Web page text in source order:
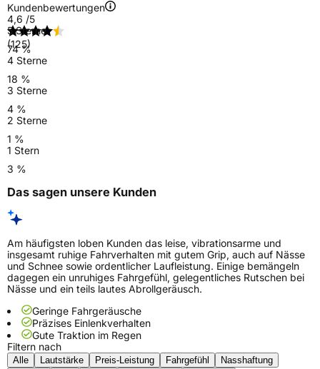
Kundenbewertungen
4,6 /5
(125)
5 Sterne
74 %
4 Sterne
18 %
3 Sterne
4 %
2 Sterne
1 %
1 Stern
3 %
Das sagen unsere Kunden
Am häufigsten loben Kunden das leise, vibrationsarme und
insgesamt ruhige Fahrverhalten mit gutem Grip, auch auf Nässe
und Schnee sowie ordentlicher Laufleistung. Einige bemängeln
dagegen ein unruhiges Fahrgefühl, gelegentliches Rutschen bei
Nässe und ein teils lautes Abrollgeräusch.
Geringe Fahrgeräusche
Präzises Einlenkverhalten
Gute Traktion im Regen
Filtern nach
Alle Lautstärke Preis-Leistung Fahrgefühl
Nasshaftung